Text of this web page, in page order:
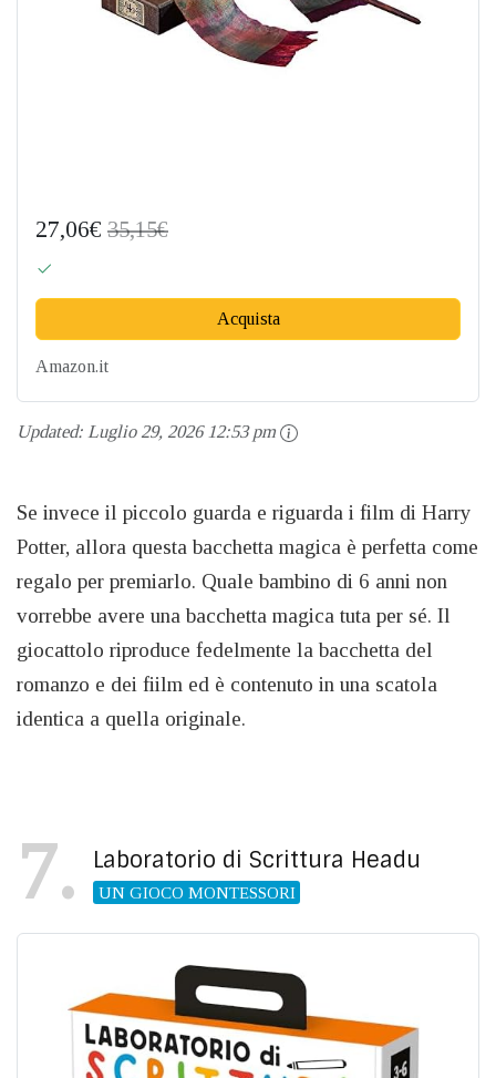
27,06€ 35,15€
Acquista
Amazon.it
Updated: Luglio 29, 2026 12:53 pm
Se invece il piccolo guarda e riguarda i film di Harry
Potter, allora questa bacchetta magica è perfetta come
regalo per premiarlo. Quale bambino di 6 anni non
vorrebbe avere una bacchetta magica tuta per sé. Il
giocattolo riproduce fedelmente la bacchetta del
romanzo e dei fiilm ed è contenuto in una scatola
identica a quella originale.
7 Laboratorio di Scrittura Headu
UN GIOCO MONTESSORI